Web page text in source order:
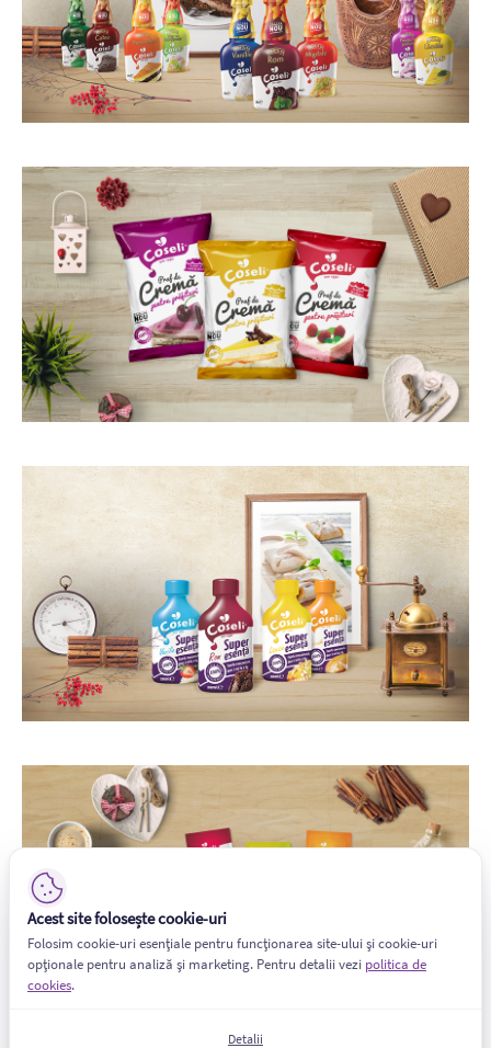
Acest site folosește cookie-uri
Folosim cookie-uri esențiale pentru funcționarea site-ului și cookie-uri
opționale pentru analiză și marketing. Pentru detalii vezi politica de
cookies.
Detalii